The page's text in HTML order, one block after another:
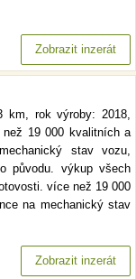
Zobrazit inzerát
km, rok výroby: 2018,
19 000 kvalitních a
stav vozu,
původu. výkup všech
více než 19 000
na mechanický stav
Zobrazit inzerát